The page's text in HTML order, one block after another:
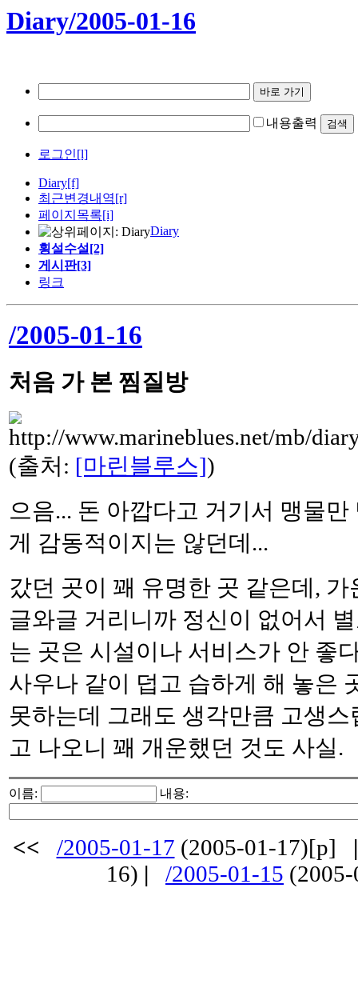
Diary/2005-01-16
내용출력
로그인[l]
Diary[f]
최근변경내역[r]
페이지목록[i]
Diary
횡설수설[2]
게시판[3]
링크
/2005-01-16
처음 가 본 찜질방
(출처: [마린블루스])
으음... 돈 아깝다고 거기서 맹물
게 감동적이지는 않던데...
갔던 곳이 꽤 유명한 곳 같은데,
글와글 거리니까 정신이 없어서
는 곳은 시설이나 서비스가 안 좋
사우나 같이 덥고 습하게 해 놓은
못하는데 그래도 생각만큼 고생
고 나오니 꽤 개운했던 것도 사실.
이름: 내용:
<< /2005-01-17 (2005-01-17)[p] |
16) | /2005-01-15